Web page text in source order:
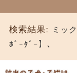
検索結果: ミッ
ﾎﾞｰﾀﾞｰ】、